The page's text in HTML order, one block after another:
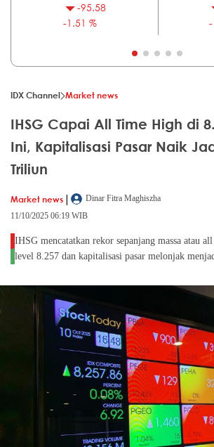
-95.58
-1.51 %
IDX Channel Market news
IHSG Capai All Time High di
Ini, Kapitalisasi Pasar Naik
Triliun
Market news |
Dinar Fitra Maghiszha
11/10/2025 06:19 WIB
IHSG mencatatkan rekor sepanjang massa atau
level 8.257 dan kapitalisasi pasar melonjak